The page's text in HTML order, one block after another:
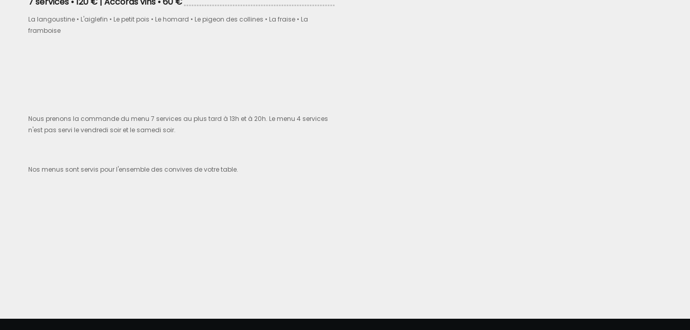
La langoustine • L'aiglefin • Le petit pois • Le homard • Le pigeon des collines • La fraise • La
framboise
Nous prenons la commande du menu 7 services au plus tard à 13h et à 20h. Le menu 4 services
n'est pas servi le vendredi soir et le samedi soir.
Nos menus sont servis pour l'ensemble des convives de votre table.